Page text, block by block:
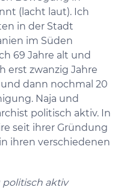
(lacht laut). Ich
in der Stadt
im Süden
69 Jahre alt und
erst zwanzig Jahre
dann nochmal 20
Naja und
politisch aktiv. In
seit ihrer Gründung
ihren verschiedenen
politisch aktiv